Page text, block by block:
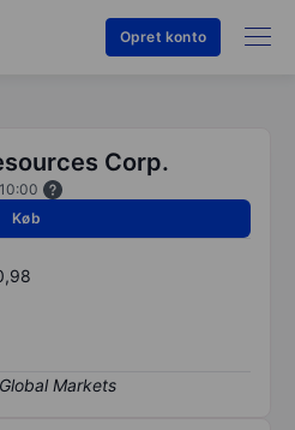
Opret konto
Corp.
Køb